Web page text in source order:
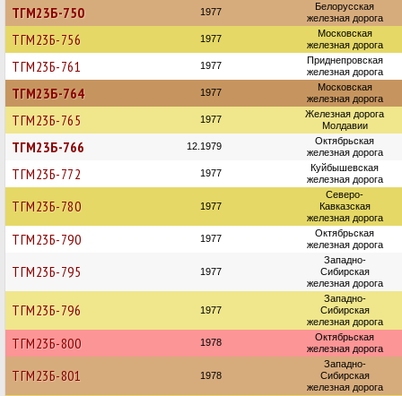
ТГМ23Б-750 1977
Белорусская
железная дорога
ТГМ23Б-756 1977
Московская
железная дорога
ТГМ23Б-761 1977
Приднепровская
железная дорога
ТГМ23Б-764 1977
Московская
железная дорога
ТГМ23Б-765 1977
Железная дорога
Молдавии
ТГМ23Б-766 12.1979
Октябрьская
железная дорога
ТГМ23Б-772 1977
Куйбышевская
железная дорога
ТГМ23Б-780 1977
Северо-
Кавказская
железная дорога
ТГМ23Б-790 1977
Октябрьская
железная дорога
ТГМ23Б-795 1977
Западно-
Сибирская
железная дорога
ТГМ23Б-796 1977
Западно-
Сибирская
железная дорога
ТГМ23Б-800 1978
Октябрьская
железная дорога
ТГМ23Б-801 1978
Западно-
Сибирская
железная дорога